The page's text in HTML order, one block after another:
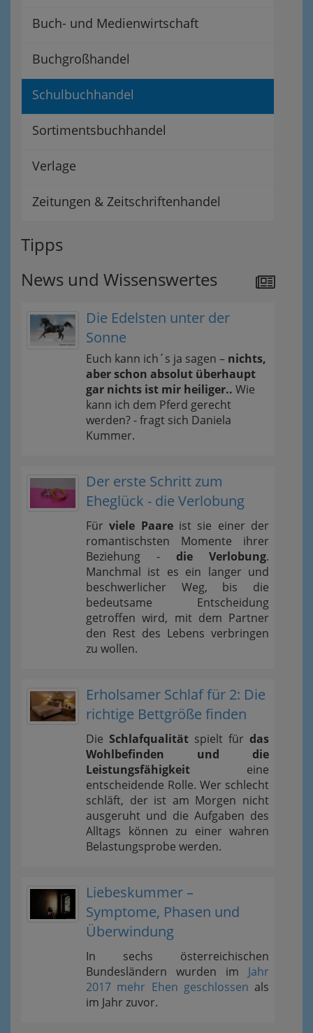
Buch- und Medienwirtschaft
Buchgroßhandel
Schulbuchhandel
Sortimentsbuchhandel
Verlage
Zeitungen & Zeitschriftenhandel
Tipps
News und Wissenswertes
Die Edelsten unter der
Sonne
Euch kann ich´s ja sagen – nichts,
aber schon absolut überhaupt
gar nichts ist mir heiliger.. Wie
kann ich dem Pferd gerecht
werden? - fragt sich Daniela
Kummer.
Der erste Schritt zum
Eheglück - die Verlobung
Fürviele Paareist sie einer der
romantischsten Momente ihrer
Beziehung - die Verlobung.
Manchmal ist es ein langer und
beschwerlicher Weg, bis die
bedeutsame Entscheidung
getroffen wird, mit dem Partner
den Rest des Lebens verbringen
zu wollen.
Erholsamer Schlaf für 2: Die
richtige Bettgröße finden
Die Schlafqualität spielt für das
Wohlbefinden und die
Leistungsfähigkeit eine
entscheidende Rolle. Wer schlecht
schläft, der ist am Morgen nicht
ausgeruht und die Aufgaben des
Alltags können zu einer wahren
Belastungsprobe werden.
Liebeskummer –
Symptome, Phasen und
Überwindung
In sechs österreichischen
Bundesländern wurden im Jahr
2017 mehr Ehen geschlossen als
im Jahr zuvor.